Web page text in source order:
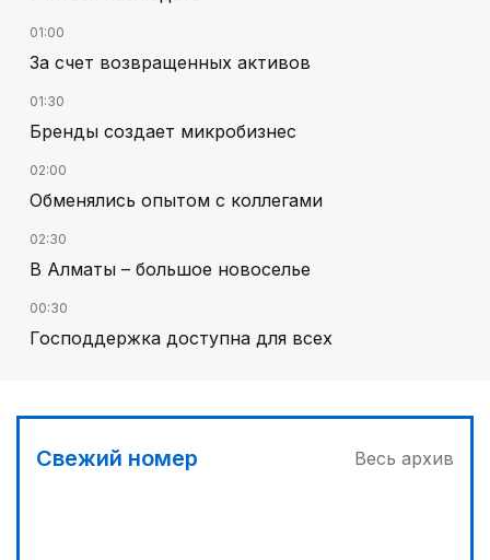
01:00
За счет возвращенных активов
01:30
Бренды создает микробизнес
02:00
Обменялись опытом с коллегами
02:30
В Алматы – большое новоселье
00:30
Господдержка доступна для всех
Продолжаются инспекционные поездки
Свежий номер Весь архив